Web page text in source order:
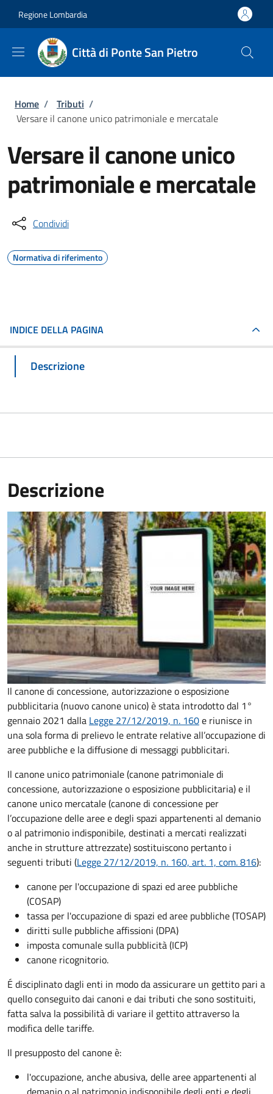
Regione Lombardia
Città di Ponte San Pietro
Briciole di pane
Home / Tributi /
Versare il canone unico patrimoniale e mercatale
Versare il canone unico
patrimoniale e mercatale
Condividi
Normativa di riferimento
INDICE DELLA PAGINA
Descrizione
Descrizione
Il canone di concessione, autorizzazione o esposizione
pubblicitaria (nuovo canone unico) è stata introdotto dal 1°
gennaio 2021 dalla Legge 27/12/2019, n. 160e riunisce in
una sola forma di prelievo le entrate relative all’occupazione di
aree pubbliche e la diffusione di messaggi pubblicitari.
Il canone unico patrimoniale (canone patrimoniale di
concessione, autorizzazione o esposizione pubblicitaria) e il
canone unico mercatale (canone di concessione per
l’occupazione delle aree e degli spazi appartenenti al demanio
o al patrimonio indisponibile, destinati a mercati realizzati
anche in strutture attrezzate) sostituiscono pertanto i
seguenti tributi (Legge 27/12/2019, n. 160, art. 1, com. 816):
canone per l'occupazione di spazi ed aree pubbliche
(COSAP)
tassa per l'occupazione di spazi ed aree pubbliche (TOSAP)
diritti sulle pubbliche affissioni (DPA)
imposta comunale sulla pubblicità (ICP)
canone ricognitorio.
É disciplinato dagli enti in modo da assicurare un gettito pari a
quello conseguito dai canoni e dai tributi che sono sostituiti,
fatta salva la possibilità di variare il gettito attraverso la
modifica delle tariffe.
Il presupposto del canone è:
l'occupazione, anche abusiva, delle aree appartenenti al